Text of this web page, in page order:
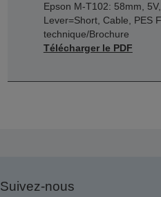
Epson M-T102: 58mm,
Lever=Short, Cable, PES
technique/Brochure
Télécharger le PDF
Suivez-nous